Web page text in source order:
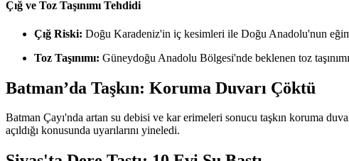
Çığ ve Toz Taşınımı Tehdidi
Çığ Riski: Doğu Karadeniz'in iç kesimleri ile Doğu Anadolu'nun
Toz Taşınımı: Güneydoğu Anadolu Bölgesi'nde beklenen toz
Batman’da Taşkın: Koruma Duvarı Çöktü
Batman Çayı'nda artan su debisi ve kar erimeleri sonucu taşkın koruma
açıldığı konusunda uyarılarını yineledi.